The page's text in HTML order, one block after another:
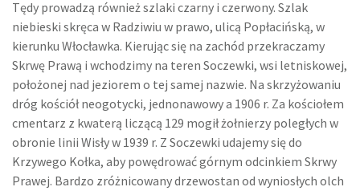
Tędy prowadzą również szlaki czarny i czerwony. Szlak
niebieski skręca w Radziwiu w prawo, ulicą Popłacińską, w
kierunku Włocławka. Kierując się na zachód przekraczamy
Skrwę Prawą i wchodzimy na teren Soczewki, wsi letniskowej,
położonej nad jeziorem o tej samej nazwie. Na skrzyżowaniu
dróg kościół neogotycki, jednonawowy a 1906 r. Za kościołem
cmentarz z kwaterą liczącą 129 mogił żołnierzy poległych w
obronie linii Wisły w 1939 r. Z Soczewki udajemy się do
Krzywego Kołka, aby powędrować górnym odcinkiem Skrwy
Prawej. Bardzo zróżnicowany drzewostan od wyniosłych olch